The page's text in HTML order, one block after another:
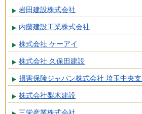
岩田建設株式会社
内藤建設工業株式会社
株式会社 ケーアイ
株式会社 久保田建設
損害保険ジャパン株式会社 埼玉中央
株式会社梨木建設